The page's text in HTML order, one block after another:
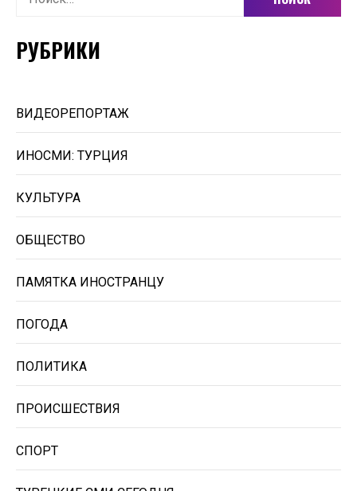
РУБРИКИ
ВИДЕОРЕПОРТАЖ
ИНОСМИ: ТУРЦИЯ
КУЛЬТУРА
ОБЩЕСТВО
ПАМЯТКА ИНОСТРАНЦУ
ПОГОДА
ПОЛИТИКА
ПРОИСШЕСТВИЯ
СПОРТ